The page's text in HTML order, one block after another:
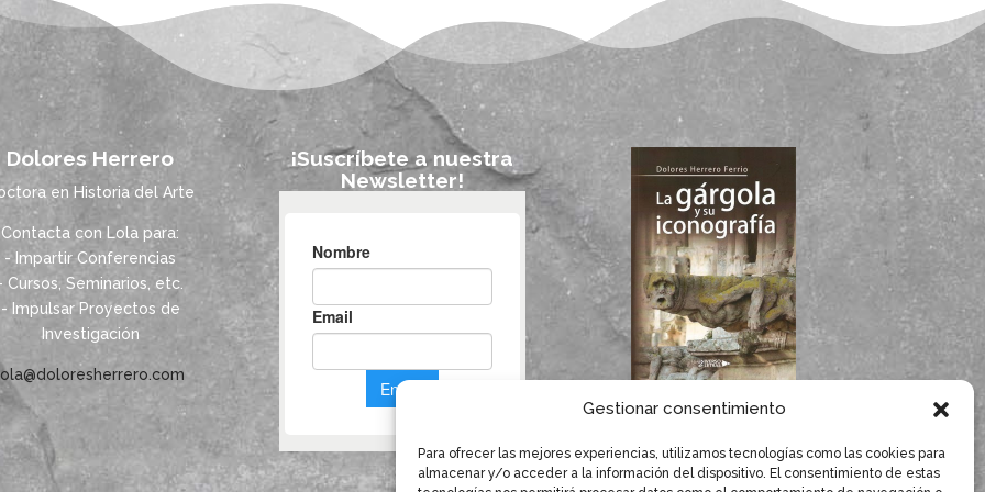
Gestionar consentimiento
Para ofrecer las mejores experiencias, utilizamos tecnologías como las cookies para
almacenar y/o acceder a la información del dispositivo. El consentimiento de estas
Dolores Herrero
en Historia del Arte
Contacta con Lola para:
- Impartir Conferencias
Cursos, Seminarios, etc.
- Impulsar Proyectos de
Investigación
¡Suscríbete a nuestra
Newsletter!
Si te gustan las
te gusta el libro de
Dolores Herrero.